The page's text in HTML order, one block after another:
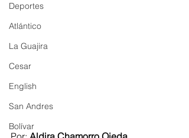
Deportes
Atlántico
La Guajira
Cesar
English
San Andres
Bolívar